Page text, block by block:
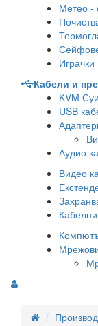
Метео -
Играчки
Кабели и
KVM
USB
Аудио
Видео